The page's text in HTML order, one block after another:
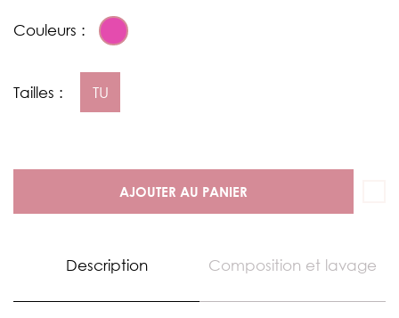
Couleurs :
Tailles : TU
AJOUTER AU PANIER
Description Composition et lavage